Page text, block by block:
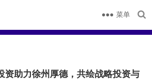
菜单
资助力徐州厚德，共绘战略投资与